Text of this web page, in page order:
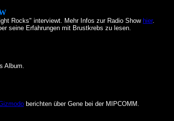
Rocks" interviewt. Mehr Infos zur Radio Show hier.
seine Erfahrungen mit Brustkrebs zu lesen.
Album.
berichten über Gene bei der MIPCOMM.